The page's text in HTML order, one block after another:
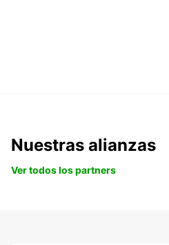
Nuestras alianzas
Ver todos los partners